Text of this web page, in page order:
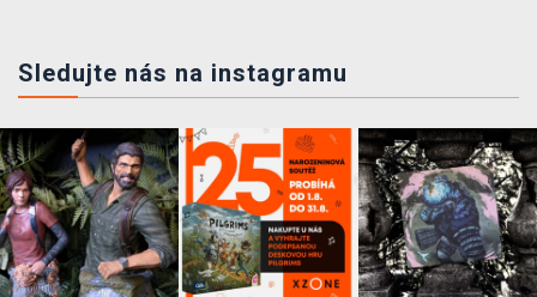
Sledujte nás na instagramu